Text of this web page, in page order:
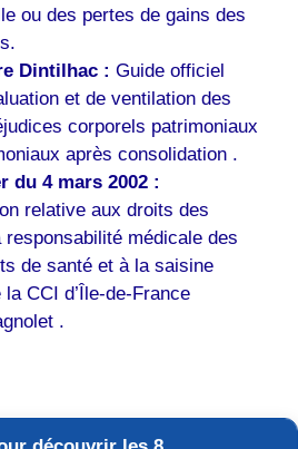
ou des pertes de gains des
Dintilhac : Guide officiel
et de ventilation des
corporels patrimoniaux
après consolidation .
du 4 mars 2002 :
relative aux droits des
responsabilité médicale des
de santé et à la saisine
CCI d’Île-de-France
.